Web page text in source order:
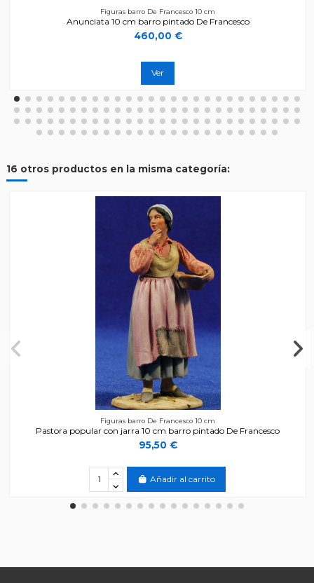
Figuras barro De Francesco 10 cm
Anunciata 10 cm barro pintado De Francesco
460,00 €
Ver
16 otros productos en la misma categoría:
Figuras barro De Francesco 10 cm
Pastora popular con jarra 10 cm barro pintado De Francesco
95,50 €
Añadir al carrito